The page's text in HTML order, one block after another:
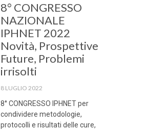
8° CONGRESSO
NAZIONALE
IPHNET 2022
Novità, Prospettive
Future, Problemi
irrisolti
8 LUGLIO 2022
8° CONGRESSO IPHNET per
condividere metodologie,
protocolli e risultati delle cure,